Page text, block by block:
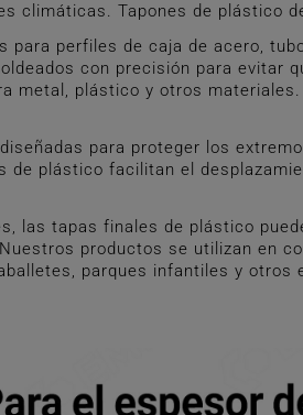
climáticas. Tapones de plástico
para perfiles de caja de acero,
con precisión para evitar
metal, plástico y otros
para proteger los
de plástico facilitan el
las tapas finales de plástico
productos se utilizan en
parques infantiles y